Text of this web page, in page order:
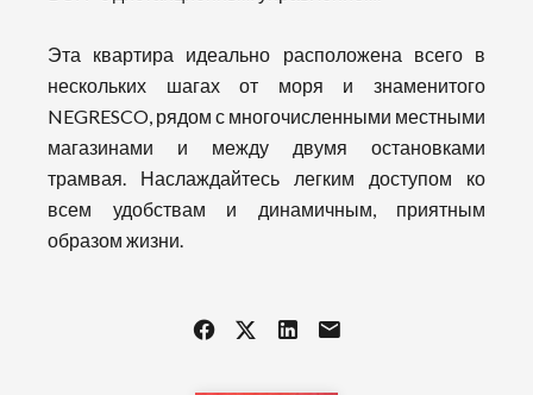
Эта квартира идеально расположена всего в
нескольких шагах от моря и знаменитого
NEGRESCO, рядом с многочисленными местными
магазинами и между двумя остановками
трамвая. Наслаждайтесь легким доступом ко
всем удобствам и динамичным, приятным
образом жизни.